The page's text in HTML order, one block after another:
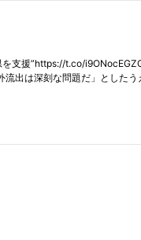
を支援”https://t.co/
流出は深刻な問題だ」とした